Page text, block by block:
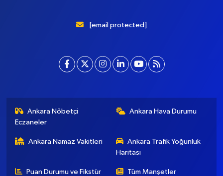
ve modernizmi bir araya getiriyor. Şatafattan kaçınıyor ve
[email protected]
Eczaneler